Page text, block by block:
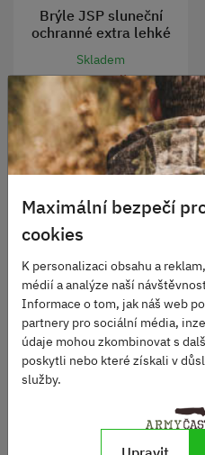
Brýle JSP sluneční
ochranné extra lehké
Skladem
190 Kč
DO KOŠÍKU
Skyper kouřová skla
Skladem
Maximální bezpečí
cookies
K personalizaci obsahu a
médií a analýze naší
Informace o tom, jak náš web
partnery pro sociální média,
údaje mohou zkombinovat s
poskytli nebo které získali v
služby.